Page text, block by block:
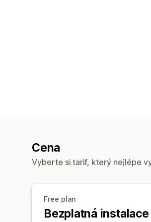
Cena
Vyberte si tarif, který nejlépe
Free plan
Bezplatná instalace